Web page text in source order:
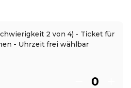
2 von 4) - Ticket für
- Uhrzeit frei wählbar